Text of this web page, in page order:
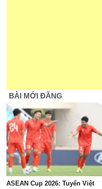
BÀI MỚI ĐĂNG
ASEAN Cup 2026: Tuyển Việt